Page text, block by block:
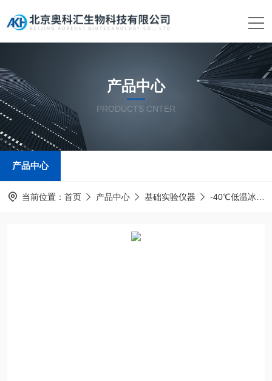
产品中心
PRODUCTS CNTER
产品中心
当前位置： 首页 产品中心 基础实验仪器 -40℃低温冰箱